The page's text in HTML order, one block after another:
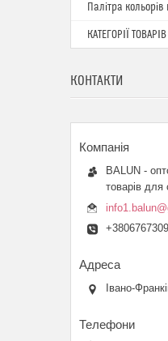
Палітра
КАТЕГОРІЇ ТОВАРІВ
КОНТАКТИ
BALUN -
товарів для
Івано-